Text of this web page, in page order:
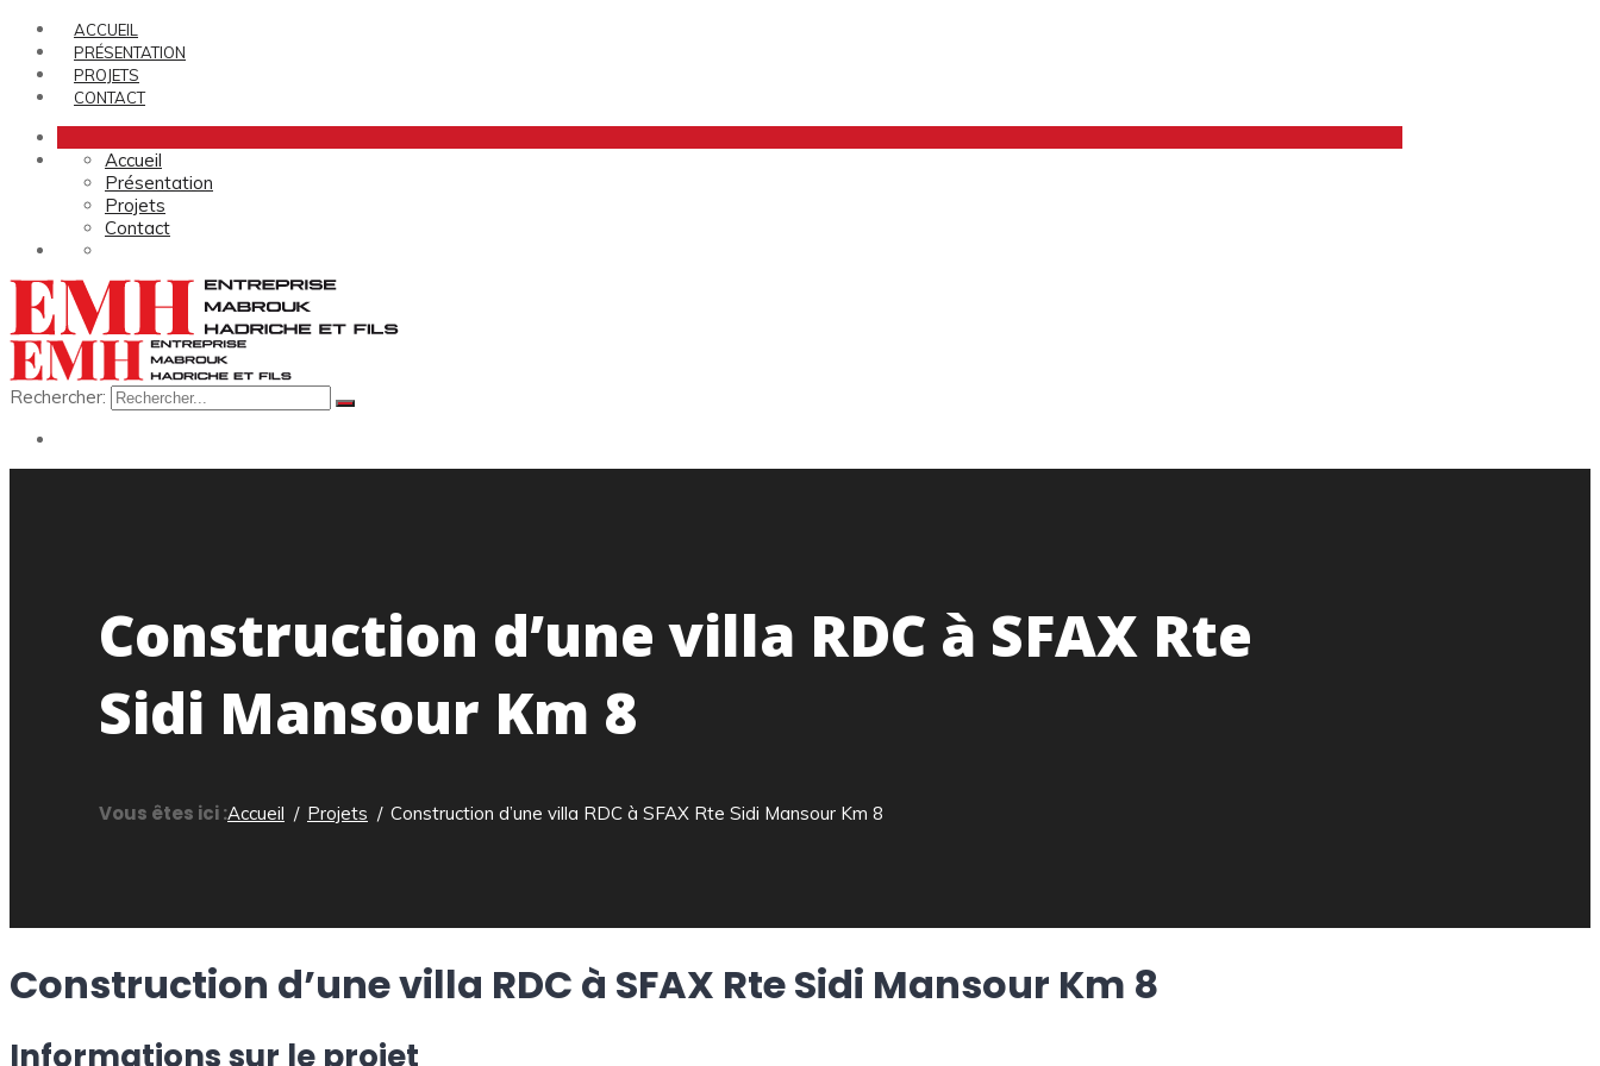
ACCUEIL
PRÉSENTATION
PROJETS
CONTACT
Accueil
Présentation
Projets
Contact
Rechercher:
Construction d’une villa RDC à SFAX Rte
Sidi Mansour Km 8
Vous êtes ici :Accueil Projets Construction d’une villa RDC à SFAX Rte Sidi Mansour Km 8
Construction d’une villa RDC à SFAX Rte Sidi Mansour Km 8
Informations sur le projet